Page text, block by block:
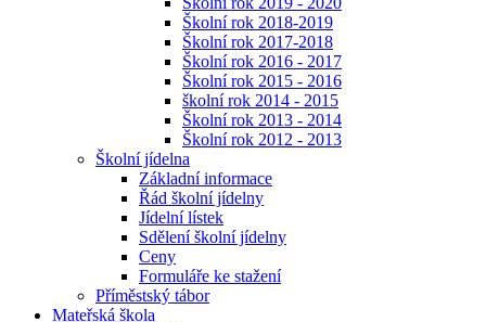
Školní rok 2018-2019
Školní rok 2017-2018
Školní rok 2016 - 2017
Školní rok 2015 - 2016
školní rok 2014 - 2015
Školní rok 2013 - 2014
Školní rok 2012 - 2013
Školní jídelna
Základní informace
Řád školní jídelny
Jídelní lístek
Sdělení školní jídelny
Ceny
Formuláře ke stažení
Příměstský tábor
Mateřská škola